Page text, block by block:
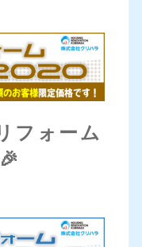
フォーム